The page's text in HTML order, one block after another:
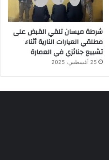
شرطة ميسان تلقي القبض على
مطلقي العيارات النارية أثناء
تشييع جنائزي في العمارة
25 أغسطس، 2025